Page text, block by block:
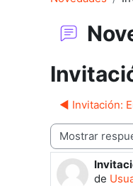
◀︎ Invitación:
Mostrar modo
de